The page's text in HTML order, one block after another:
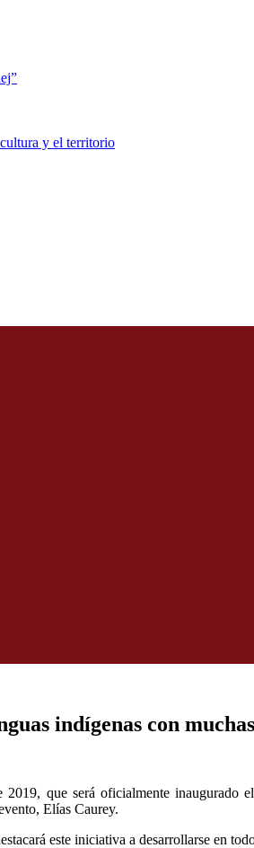
y el territorio
indígenas con
que será oficialmente
Elías Caurey.
este iniciativa a desarrollarse en